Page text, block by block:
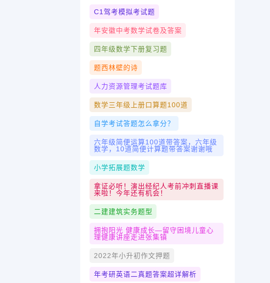
C1驾考模拟考试题
年安徽中考数学试卷及答案
四年级数学下册复习题
题西林壁的诗
人力资源管理考试题库
数学三年级上册口算题100道
自学考试答题怎么拿分？
六年级简便运算100道带答案，六年级
数学，10道简便计算题带答案谢谢哦
小学拓展题数学
拿证必听！演出经纪人考前冲刺直播课
来啦！今年还有机会！
二建建筑实务题型
拥抱阳光 健康成长—留守困境儿童心
理健康讲座走进张集镇
2022年小升初作文押题
年考研英语二真题答案超详解析